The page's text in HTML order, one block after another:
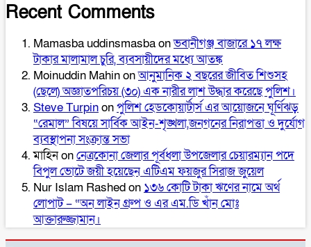
Recent Comments
Mamasba uddinsmasbaonভবানীগঞ্জ বাজারে ১৭ লক্ষ
টাকার মালামাল চুরি, ব্যবসায়ীদের মধ্যে আতঙ্ক
Moinuddin Mahinonআনুমানিক ২ বছরের জীবিত শিশুসহ
(ছেলে) অজ্ঞাতপরিচয় (৩০) এক নারীর লাশ উদ্ধার করেছে পুলিশ।
Steve Turpinonপুলিশ হেডকোয়ার্টার্স এর আয়োজনে ঘূর্ণিঝড়
“রেমাল” বিষয়ে সার্বিক আইন-শৃঙ্খলা,জনগনের নিরাপত্তা ও দুর্যোগ
ব্যবস্থাপনা সংক্রান্ত সভা
মাহিনonনেত্রকোনা জেলার পূর্বধলা উপজেলার চেয়ারম্যান পদে
বিপুল ভোটে জয়ী হয়েছেন এটিএম ফয়জুর সিরাজ জুয়েল
Nur Islam Rashedon ১৩৬ কোটি টাকা ঋণের নামে অর্থ
লোপাট – “অন লাইন গ্রুপ ও এর এম.ডি খাঁন মোঃ
আক্তারুজ্জামান।